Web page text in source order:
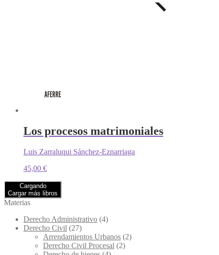
Los procesos matrimoniales
Luis Zarraluqui Sánchez-Eznarriaga
45,00 €
Cargando
Cargar más libros
Materias
Derecho Administrativo (4)
Derecho Civil (27)
Arrendamientos Urbanos (2)
Derecho Civil Procesal (2)